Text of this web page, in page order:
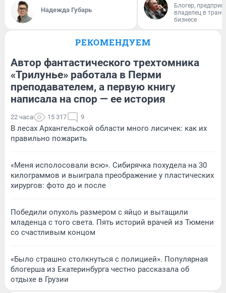
Надежда Губарь
Блогер,
владелец в
бизнесе
РЕКОМЕНДУЕМ
Автор фантастического трехтомника
«Трилунье» работала в Перми
преподавателем, а первую книгу
написала на спор — ее история
22 часа 15 317 9
В лесах Архангельской области много лисичек: как их
правильно пожарить
«Меня исполосовали всю». Сибирячка похудела на 30
килограммов и выиграла преображение у пластических
хирургов: фото до и после
Победили опухоль размером с яйцо и вытащили
младенца с того света. Пять историй врачей из Тюмени
со счастливым концом
«Было страшно столкнуться с полицией». Популярная
блогерша из Екатеринбурга честно рассказала об
отдыхе в Грузии